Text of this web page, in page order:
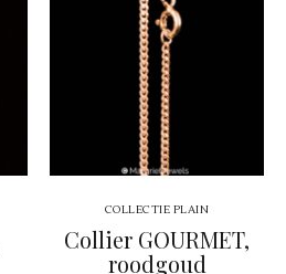
COLLECTIE PLAIN
Collier GOURMET,
roodgoud